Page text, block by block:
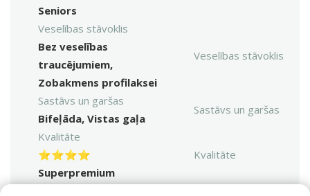
Seniors
Veselības stāvoklis
Bez veselības
traucējumiem,
Zobakmens profilaksei
Veselības stāvoklis
Sastāvs un garšas
Bifeļāda, Vistas gaļa
Sastāvs un garšas
Kvalitāte
⭐⭐⭐⭐
Superpremium
Kvalitāte